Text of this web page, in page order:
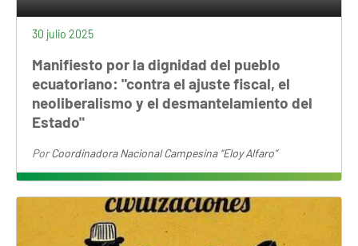
30 julio 2025
Manifiesto por la dignidad del pueblo
ecuatoriano: "contra el ajuste fiscal, el
neoliberalismo y el desmantelamiento del
Estado"
PorCoordinadora Nacional Campesina “Eloy Alfaro”